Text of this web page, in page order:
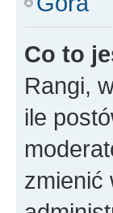
Co to
Rangi,
ile
zmienić